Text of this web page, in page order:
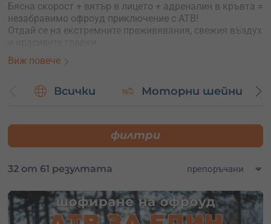
Бясна скорост + вятър в лицето + адреналин в кръвта =
незабравимо офроуд приключение с АТВ!
Отдай се на екстремните преживявания, свежия въздух
При нас безопасността е на първо място!
Инструктаж по безопасност – 10-15мин –
основите на управление на ATV, правилата за
кормуване и как да разбираме сигналите на водача
на групата.
техниката за правилно завиване и спиране.
прецени, че карате АТВ уверено, се отправяте да
покорявате черните пътища!
Виж повече
Всички Моторни шейни
филтри
32 от 61 резултата